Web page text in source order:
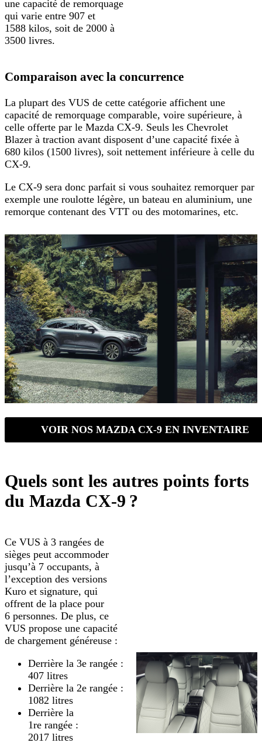
une capacité de remorquage
qui varie entre 907 et
1588 kilos, soit de 2000 à
3500 livres.
Comparaison avec la concurrence
La plupart des VUS de cette catégorie affichent une
capacité de remorquage comparable, voire supérieure, à
celle offerte par le Mazda CX-9. Seuls les Chevrolet
Blazer à traction avant disposent d’une capacité fixée à
680 kilos (1500 livres), soit nettement inférieure à celle du
CX-9.
Le CX-9 sera donc parfait si vous souhaitez remorquer par
exemple une roulotte légère, un bateau en aluminium, une
remorque contenant des VTT ou des motomarines, etc.
VOIR NOS MAZDA CX-9 EN INVENTAIRE
Quels sont les autres points forts
du Mazda CX-9 ?
Ce VUS à 3 rangées de
sièges peut accommoder
jusqu’à 7 occupants, à
l’exception des versions
Kuro et signature, qui
offrent de la place pour
6 personnes. De plus, ce
VUS propose une capacité
de chargement généreuse :
Derrière la 3e rangée :
407 litres
Derrière la 2e rangée :
1082 litres
Derrière la
1re rangée :
2017 litres